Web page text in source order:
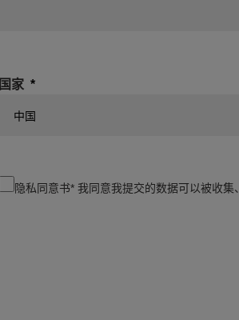
国家
隐私同意书* 我同意我提交的数据可以被收